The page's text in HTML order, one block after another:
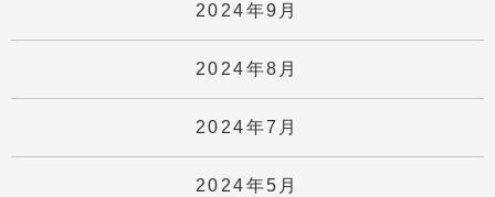
2024年9月
2024年8月
2024年7月
2024年5月